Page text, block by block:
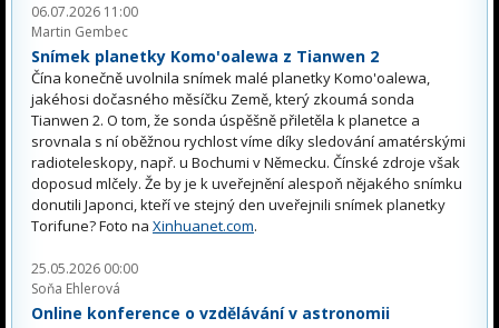
06.07.2026 11:00
Martin Gembec
Snímek planetky Komo'oalewa z Tianwen 2
Čína konečně uvolnila snímek malé planetky Komo'oalewa,
jakéhosi dočasného měsíčku Země, který zkoumá sonda
Tianwen 2. O tom, že sonda úspěšně přiletěla k planetce a
srovnala s ní oběžnou rychlost víme díky sledování amatérskými
radioteleskopy, např. u Bochumi v Německu. Čínské zdroje však
doposud mlčely. Že by je k uveřejnění alespoň nějakého snímku
donutili Japonci, kteří ve stejný den uveřejnili snímek planetky
Torifune? Foto na Xinhuanet.com.
25.05.2026 00:00
Soňa Ehlerová
Online konference o vzdělávání v astronomii